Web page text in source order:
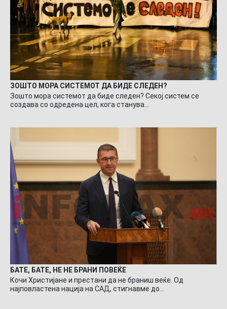
ЗОШТО МОРА СИСТЕМОТ ДА БИДЕ СЛЕДЕН?
Зошто мора системот да биде следен? Секој систем се
создава со одредена цел, кога станува…
БАТЕ, БАТЕ, НЕ НЕ БРАНИ ПОВЕЌЕ
Кочи Христијане и престани да не браниш веќе. Од
најповластена нација на САД, стигнавме до…